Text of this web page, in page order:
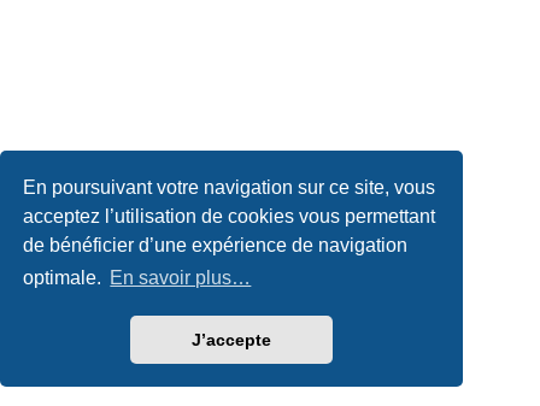
En poursuivant votre navigation sur ce site, vous
acceptez l’utilisation de cookies vous permettant
de bénéficier d’une expérience de navigation
optimale. En savoir plus…
J’accepte